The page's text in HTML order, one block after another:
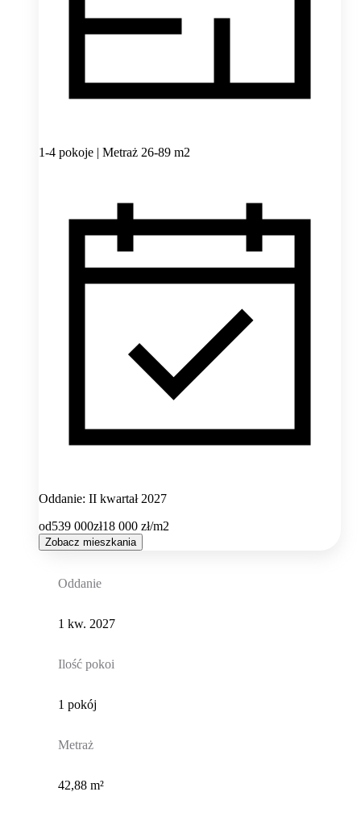
1-4 pokoje | Metraż 26-89 m2
Oddanie: II kwartał 2027
od539 000zł18 000 zł/m2
Zobacz mieszkania
Oddanie
1 kw. 2027
Ilość pokoi
1 pokój
Metraż
42,88 m²